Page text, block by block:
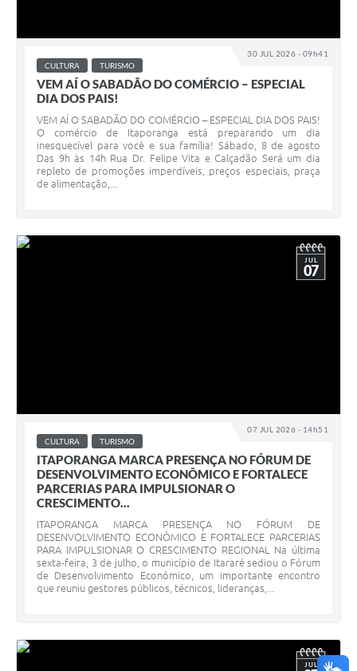
30 JUL 2026 - 09h41
CULTURA TURISMO
VEM AÍ O SABADÃO DO COMÉRCIO – ESPECIAL
DIA DOS PAIS!
VEM AÍ O SABADÃO DO COMÉRCIO – ESPECIAL DIA DOS PAIS!
O comércio de Itaporanga está preparando um dia
inesquecível para você e sua família! Sábado, 8 de agosto
Das 9h às 14h Rua Dr. Felipe Vita e Calçadão Será um dia
repleto de promoções imperdíveis, preços especiais, praça
de alimentação,...
07 JUL 2026 - 14h51
JUL
07
CULTURA TURISMO
ITAPORANGA MARCA PRESENÇA NO FÓRUM DE
DESENVOLVIMENTO ECONÔMICO E FORTALECE
PARCERIAS PARA IMPULSIONAR O
CRESCIMENTO...
ITAPORANGA MARCA PRESENÇA NO FÓRUM DE
DESENVOLVIMENTO ECONÔMICO E FORTALECE PARCERIAS
PARA IMPULSIONAR O CRESCIMENTO REGIONAL Na última
sexta-feira, 3 de julho, o município de Itararé sediou o Fórum
de Desenvolvimento Econômico, um importante encontro
que reuniu gestores públicos, técnicos, lideranças,...
JUL